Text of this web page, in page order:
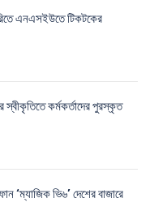
এনএসইউতে টিকটকের
স্বীকৃতিতে কর্মকর্তাদের পুরস্কৃত
‘ম্যাজিক ভি৬’ দেশের বাজারে